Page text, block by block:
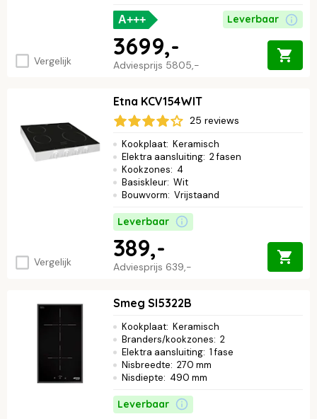
Vergelijk
A+++ Leverbaar
Adviesprijs 5805,-
3699,-
Vergelijk
Etna KCV154WIT
25 reviews
Kookplaat: Keramisch
Elektra aansluiting: 2 fasen
Kookzones: 4
Basiskleur: Wit
Bouwvorm: Vrijstaand
Leverbaar
Adviesprijs 639,-
389,-
Smeg SI5322B
Kookplaat: Keramisch
Branders/kookzones: 2
Elektra aansluiting: 1 fase
Nisbreedte: 270 mm
Nisdiepte: 490 mm
Leverbaar